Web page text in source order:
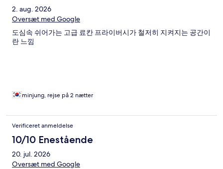
2. aug. 2026
Oversæt med Google
도심속 쉬어가는 고급 료칸 프라이버시가 철저히 지켜지는 공간이
란 느낌
minjung, rejse på 2 nætter
Verificeret anmeldelse
10/10 Enestående
20. jul. 2026
Oversæt med Google